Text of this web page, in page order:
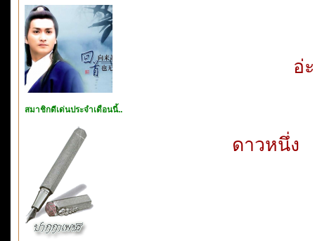
สมาชิกดีเด่นประจำเดือนนี้..
อ่
ดาวหนึ่